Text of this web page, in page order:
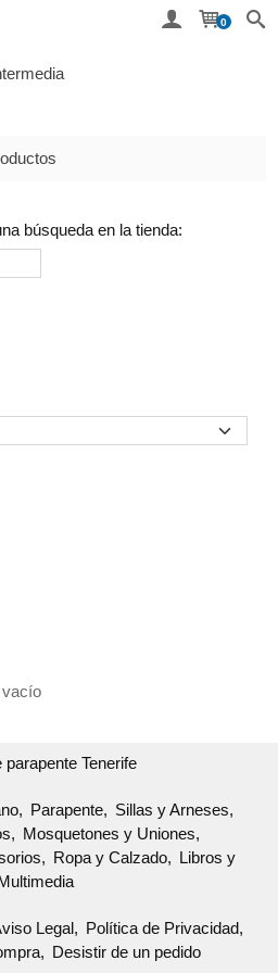
0
vacío
búsqueda en la tienda:
parapente Tenerife
Parapente
Sillas y Arneses
Mosquetones y Uniones
Ropa y Calzado
Libros y
Multimedia
Legal
Política de Privacidad
Desistir de un pedido